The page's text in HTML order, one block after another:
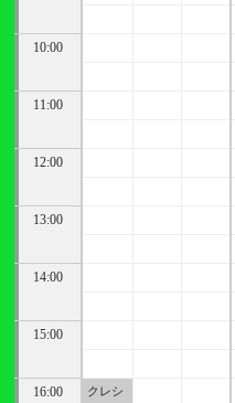
10:00
11:00
12:00
13:00
14:00
15:00
16:00
クレシ